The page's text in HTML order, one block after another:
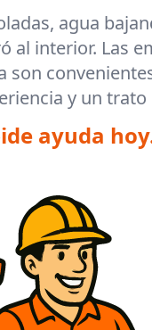
agua
al interior. Las
son
y un trato
ayuda